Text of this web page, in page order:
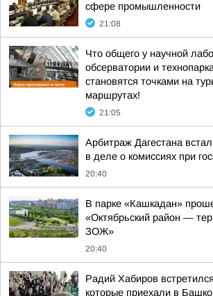
сфере промышленности
21:08
Что общего у научной
обсерватории и
становятся точками на
маршрутах!
21:05
Арбитраж Дагестана
в деле о комиссиях при
20:40
В парке «Кашкадан»
«Октябрьский район —
ЗОЖ»
20:40
Радий Хабиров
которые приехали в